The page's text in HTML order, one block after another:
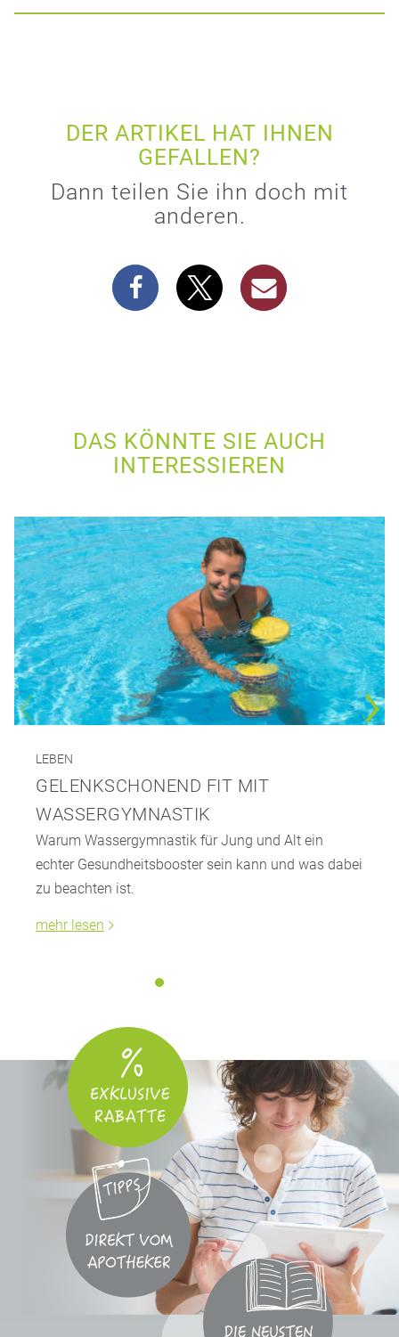
DER ARTIKEL HAT IHNEN
GEFALLEN?
Dann teilen Sie ihn doch mit
anderen.
DAS KÖNNTE SIE AUCH
INTERESSIEREN
LEBEN
GELENKSCHONEND FIT MIT
WASSERGYMNASTIK
Warum Wassergymnastik für Jung und Alt ein
echter Gesundheitsbooster sein kann und was dabei
zu beachten ist.
mehr lesen